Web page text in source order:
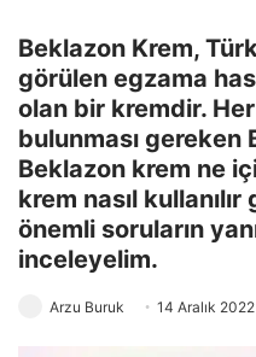
Beklazon Krem,
görülen egzama
olan bir kremdir.
bulunması gereken
Beklazon krem ne
krem nasıl
önemli soruların
inceleyelim.
Arzu Buruk 14 Aralık 2022